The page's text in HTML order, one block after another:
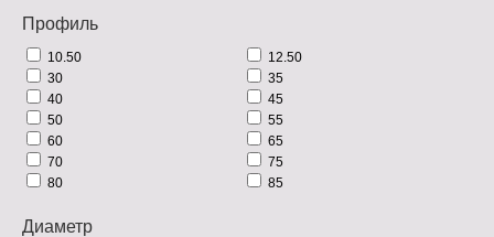
Профиль
10.50
12.50
30
35
40
45
50
55
60
65
70
75
80
85
Диаметр